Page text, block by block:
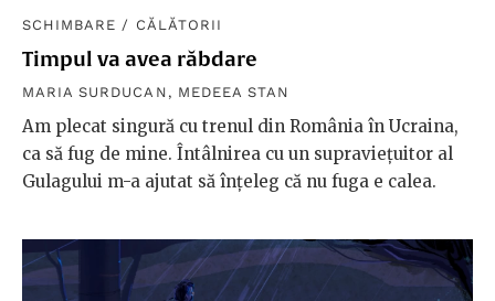
SCHIMBARE / CĂLĂTORII
Timpul va avea răbdare
MARIA SURDUCAN , MEDEEA STAN
Am plecat singură cu trenul din România în Ucraina,
ca să fug de mine. Întâlnirea cu un supraviețuitor al
Gulagului m-a ajutat să înțeleg că nu fuga e calea.